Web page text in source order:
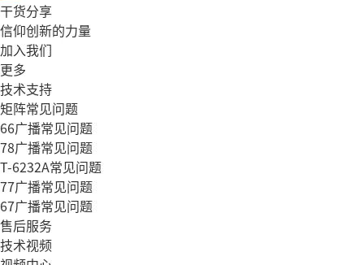
干货分享
信仰创新的力量
加入我们
更多
技术支持
矩阵常见问题
66广播常见问题
78广播常见问题
T-6232A常见问题
77广播常见问题
67广播常见问题
售后服务
技术视频